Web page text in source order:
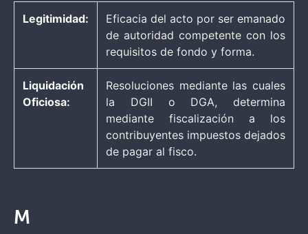
Legitimidad:
Eficacia del acto por ser emanado
de autoridad competente con los
requisitos de fondo y forma.
Liquidación
Oficiosa:
Resoluciones mediante las cuales
la DGII o DGA, determina
mediante fiscalización a los
contribuyentes impuestos dejados
de pagar al fisco.
M